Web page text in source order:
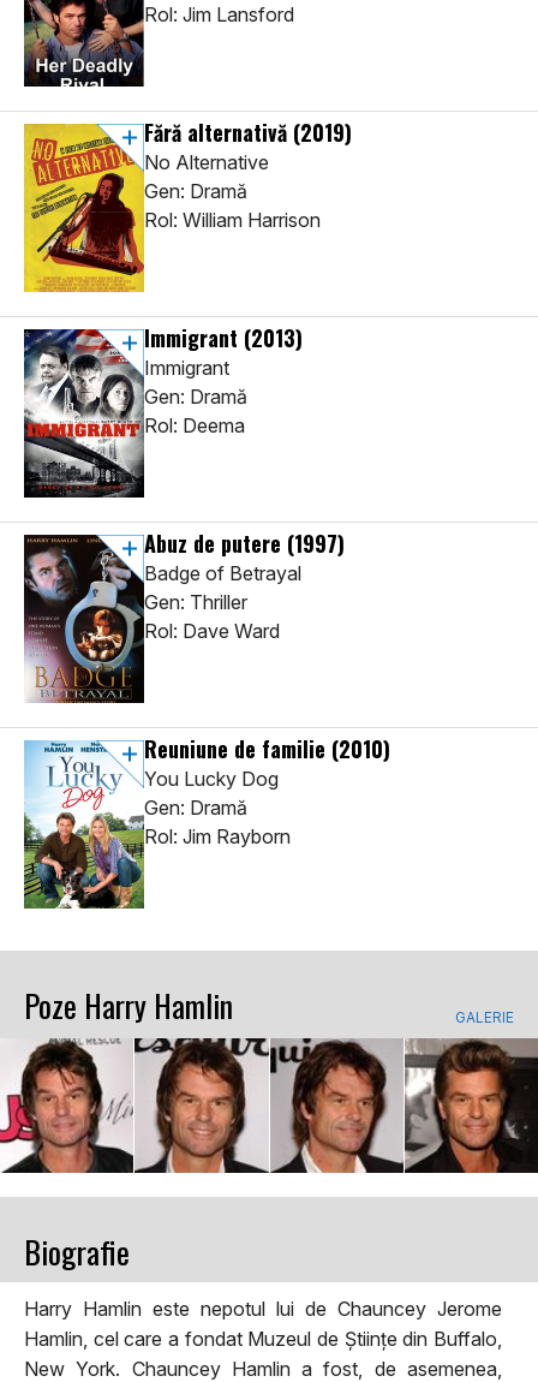
Rol: Jim Lansford
Fără alternativă (2019)
No Alternative
Gen: Dramă
Rol: William Harrison
Immigrant (2013)
Immigrant
Gen: Dramă
Rol: Deema
Abuz de putere (1997)
Badge of Betrayal
Gen: Thriller
Rol: Dave Ward
Reuniune de familie (2010)
You Lucky Dog
Gen: Dramă
Rol: Jim Rayborn
Poze Harry Hamlin GALERIE
Biografie
Harry Hamlin este nepotul lui de Chauncey Jerome
Hamlin, cel care a fondat Muzeul de Științe din Buffalo,
New York. Chauncey Hamlin a fost, de asemenea,